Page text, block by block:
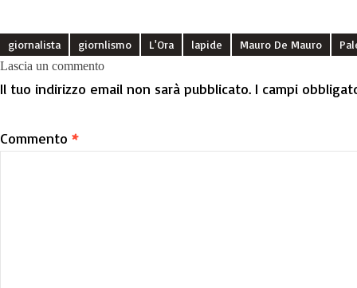
giornalista giornlismo L'Ora lapide Mauro De Mauro
Lascia un commento
Il tuo indirizzo email non sarà pubblicato. I campi
Commento *